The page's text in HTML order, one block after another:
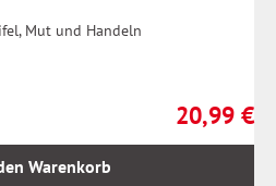
Mut und Handeln
Regulärer
20,99 €
Warenkorb